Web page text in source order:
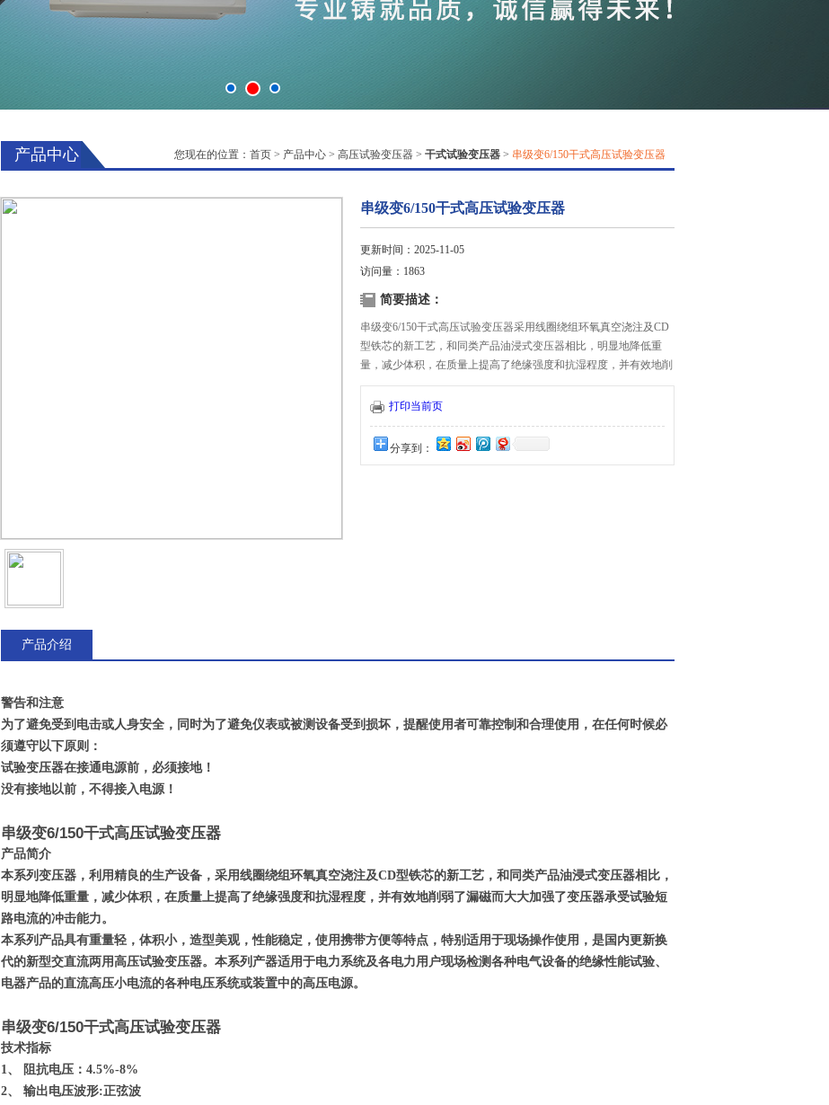
询
产品中心 您现在的位置： 首页 > 产品中心 > 高压试验变压器 > 干式试验变压器 > 串级变6/150干式高压试验变压器
串级变6/150干式高压试验变压器
更新时间：2025-11-05
访问量：1863
简要描述：
串级变6/150干式高压试验变压器采用线圈绕组环氧真空浇注及CD
型铁芯的新工艺，和同类产品油浸式变压器相比，明显地降低重
量，减少体积，在质量上提高了绝缘强度和抗湿程度，并有效地削
弱了漏磁而大大加强了变压器承受试验短路电流的冲击能力。
打印当前页
分享到：
产品介绍
警告和注意
为了避免受到电击或人身安全，同时为了避免仪表或被测设备受到损坏，提醒使用者可靠控制和合理使用，在任何时候必
须遵守以下原则：
试验变压器在接通电源前，必须接地！
没有接地以前，不得接入电源！
串级变6/150干式高压试验变压器
产品简介
本系列变压器，利用精良的生产设备，采用线圈绕组环氧真空浇注及CD型铁芯的新工艺，和同类产品油浸式变压器相比，
明显地降低重量，减少体积，在质量上提高了绝缘强度和抗湿程度，并有效地削弱了漏磁而大大加强了变压器承受试验短
路电流的冲击能力。
本系列产品具有重量轻，体积小，造型美观，性能稳定，使用携带方便等特点，特别适用于现场操作使用，是国内更新换
代的新型交直流两用高压试验变压器。本系列产器适用于电力系统及各电力用户现场检测各种电气设备的绝缘性能试验、
电器产品的直流高压小电流的各种电压系统或装置中的高压电源。
串级变6/150干式高压试验变压器
技术指标
1、
阻抗电压：4.5%-8%
2、 输出电压波形:正弦波